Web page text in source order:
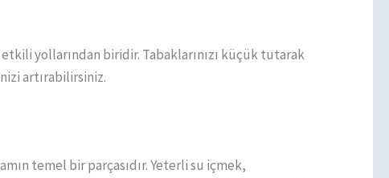
yollarından biridir. Tabaklarınızı küçük tutarak
artırabilirsiniz.
temel bir parçasıdır. Yeterli su içmek,